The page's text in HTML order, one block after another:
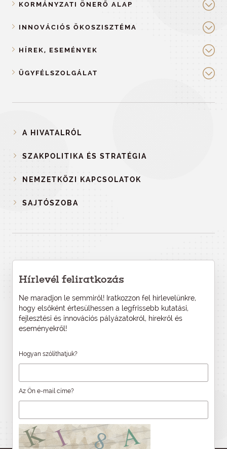
KORMÁNYZATI ÖNERŐ ALAP
INNOVÁCIÓS ÖKOSZISZTÉMA
HÍREK, ESEMÉNYEK
ÜGYFÉLSZOLGÁLAT
A HIVATALRÓL
SZAKPOLITIKA ÉS STRATÉGIA
NEMZETKÖZI KAPCSOLATOK
SAJTÓSZOBA
Hírlevél feliratkozás
Ne maradjon le semmiről! Iratkozzon fel hírlevelünkre,
hogy elsőként értesülhessen a legfrissebb kutatási,
fejlesztési és innovációs pályázatokról, hírekről és
eseményekről!
Hogyan szólíthatjuk?
Az Ön e-mail címe?